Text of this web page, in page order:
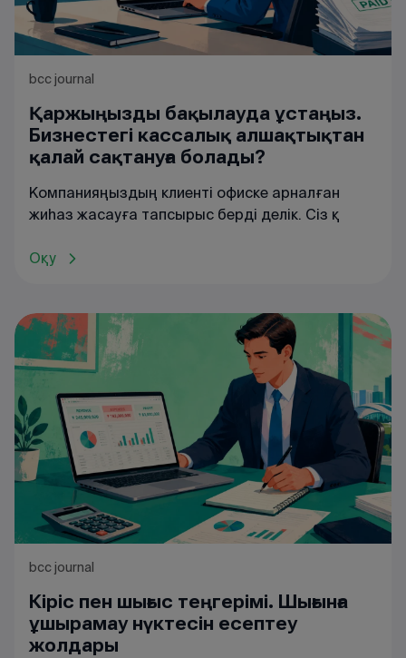
bcc journal
Қаржыңызды бақылауда ұстаңыз.
Бизнестегі кассалық алшақтықтан
қалай сақтануға болады?
Компанияңыздың клиенті офиске арналған
жиһаз жасауға тапсырыс берді делік. Сіз қ
Оқу
bcc journal
Кіріс пен шығыс теңгерімі. Шығынға
ұшырамау нүктесін есептеу
жолдары